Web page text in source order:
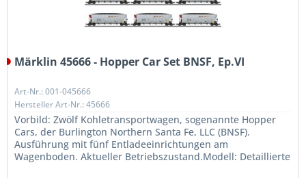
Märklin 45666 - Hopper Car Set BNSF, Ep.VI
Art-Nr.: 001-045666
Hersteller Art-Nr.: 45666
Vorbild: Zwölf Kohletransportwagen, sogenannte Hopper
Cars, der Burlington Northern Santa Fe, LLC (BNSF).
Ausführung mit fünf Entladeeinrichtungen am
Wagenboden. Aktueller Betriebszustand.Modell: Detaillierte